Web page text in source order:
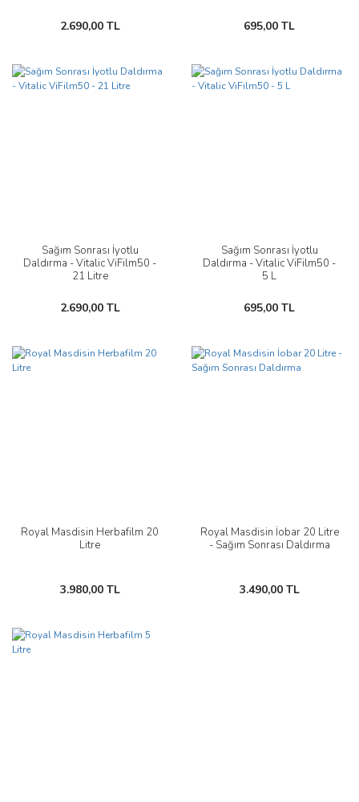
2.690,00 TL 695,00 TL
Sağım Sonrası İyotlu
Daldırma - Vitalic ViFilm50 -
21 Litre
2.690,00 TL
Sağım Sonrası İyotlu
Daldırma - Vitalic ViFilm50 -
5 L
695,00 TL
Royal Masdisin Herbafilm 20
Litre
3.980,00 TL
Royal Masdisin İobar 20 Litre
- Sağım Sonrası Daldırma
3.490,00 TL